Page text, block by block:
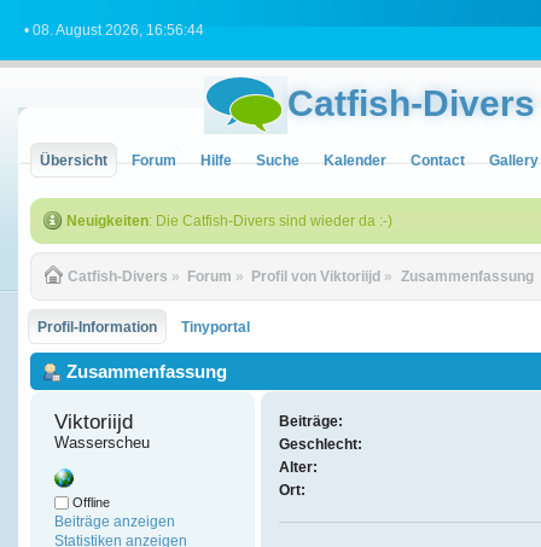
• 08. August 2026, 16:56:44
Catfish-Divers
Übersicht Forum Hilfe Suche Kalender Contact Gallery
Neuigkeiten: Die Catfish-Divers sind wieder da :-)
Catfish-Divers » Forum » Profil von Viktoriijd » Zusammenfassung
Profil-Information Tinyportal
Zusammenfassung
Viktoriijd
Wasserscheu
Offline
Beiträge anzeigen
Statistiken anzeigen
Beiträge:
Geschlecht:
Alter:
Ort: